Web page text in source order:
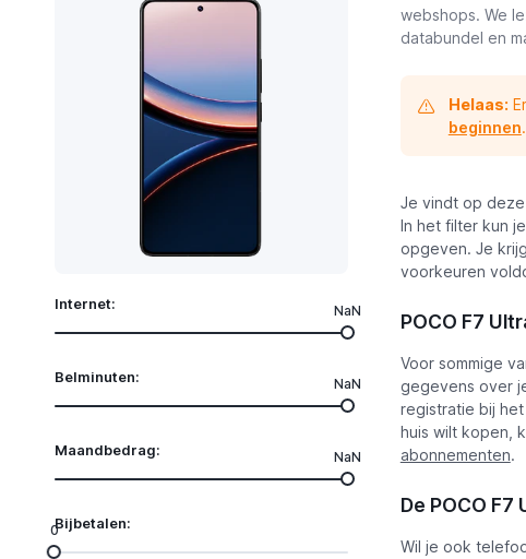
Internet: NaN
Belminuten: NaN
Maandbedrag: NaN
Bijbetalen:
0
webshops. We
databundel en
Helaas:
beginnen.
Je vindt op deze
In het filter kun
opgeven. Je
voorkeuren
POCO F7
Voor sommige
gegevens over
registratie bij
huis wilt kopen,
abonnementen.
De POCO
Wil je ook